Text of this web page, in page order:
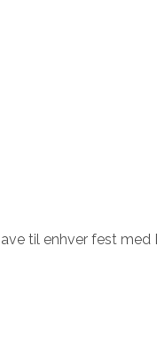
til enhver fest